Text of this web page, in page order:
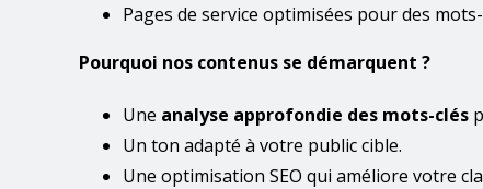
Pages de service optimisées pour des
Pourquoi nos contenus se démarquent ?
Une analyse approfondie des mots-clés
Un ton adapté à votre public cible.
Une optimisation SEO qui améliore votre